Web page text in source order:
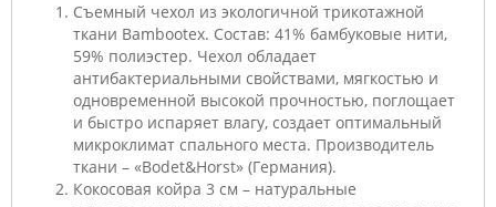
Съемный чехол из экологичной трикотажной
ткани Bambootex. Состав: 41% бамбуковые нити,
59% полиэстер. Чехол обладает
антибактериальными свойствами, мягкостью и
одновременной высокой прочностью, поглощает
и быстро испаряет влагу, создает оптимальный
микроклимат спального места. Производитель
ткани – «Bodet&Horst» (Германия).
Кокосовая койра 3 см – натуральные